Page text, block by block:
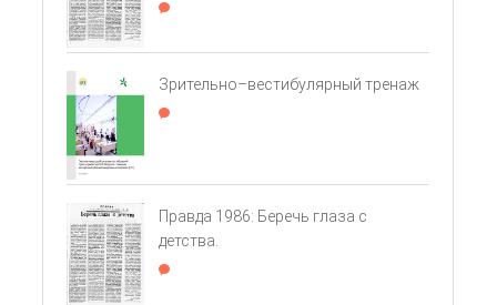
Зрительно–вестибулярный тренаж
Правда 1986: Беречь глаза с
детства.